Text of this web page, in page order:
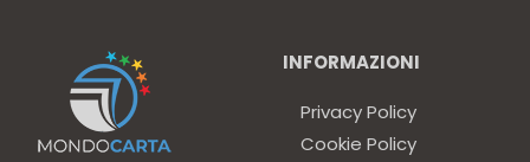
INFORMAZIONI
Privacy Policy
Cookie Policy